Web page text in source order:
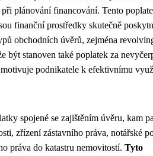
plánování financování. Tento
finanční prostředky skutečně
obchodních úvěrů, zejména
být stanoven také poplatek za
podnikatele k efektivnímu
spojené se zajištěním úvěru, kam
zřízení zástavního práva, notářské
práva do katastru nemovitostí. Tyto